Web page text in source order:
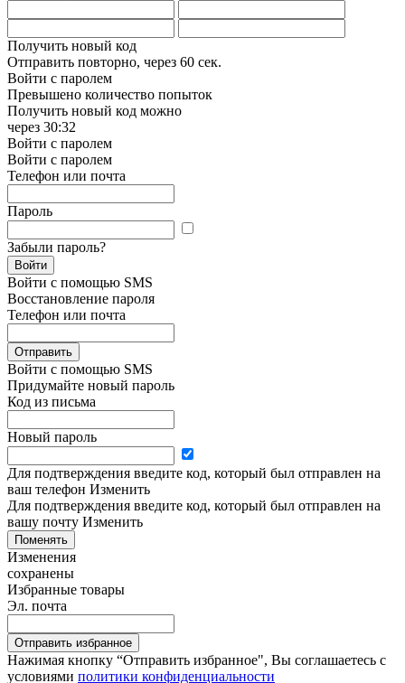
Получить новый код
Отправить повторно, через 60 сек.
Войти с паролем
Превышено количество попыток
Получить новый код можно
через 30:32
Войти с паролем
Войти с паролем
Телефон или почта
Пароль
Забыли пароль?
Войти
Войти с помощью SMS
Восстановление пароля
Телефон или почта
Отправить
Войти с помощью SMS
Придумайте новый пароль
Код из письма
Новый пароль
Для подтверждения введите код, который был отправлен на
ваш телефон Изменить
Для подтверждения введите код, который был отправлен на
вашу почту Изменить
Поменять
Изменения
сохранены
Избранные товары
Эл. почта
Отправить избранное
Нажимая кнопку “Отправить избранное", Вы соглашаетесь c
условиями политики конфиденциальности